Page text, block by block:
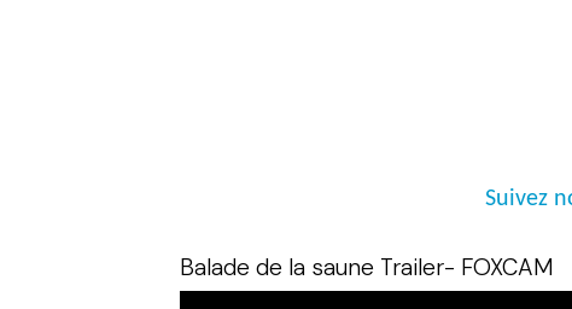
Suivez
Balade de la saune Trailer- FOXCAM